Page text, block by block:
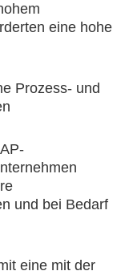
eine hohe
Prozess- und
und bei Bedarf
eine mit der